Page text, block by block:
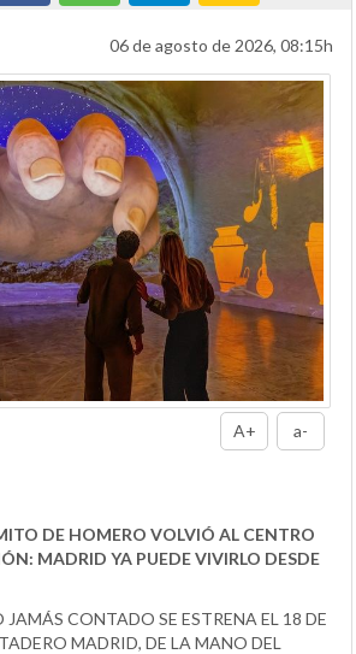
06 de agosto de 2026, 08:15h
A+ a-
DE HOMERO VOLVIÓ AL CENTRO
MADRID YA PUEDE VIVIRLO DESDE
JAMÁS CONTADO SE ESTRENA EL 18 DE
MADRID, DE LA MANO DEL